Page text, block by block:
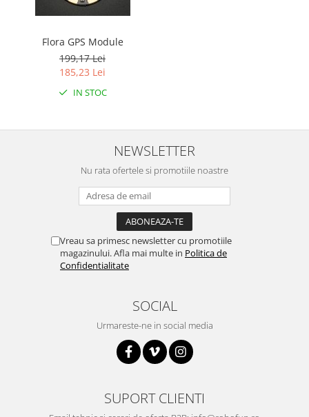
Flora GPS Module
199,17 Lei
185,23 Lei
IN STOC
NEWSLETTER
Nu rata ofertele si promotiile noastre
Vreau sa primesc newsletter cu promotiile
magazinului. Afla mai multe in Politica de
Confidentialitate
SOCIAL
Urmareste-ne in social media
SUPORT CLIENTI